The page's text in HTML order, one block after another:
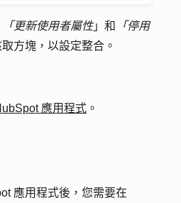
「更新使用者屬性」和
「停用
方塊，以設定整合。
應用程式 。
應用程式後，您需要在